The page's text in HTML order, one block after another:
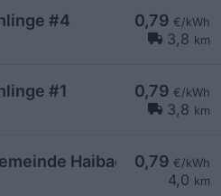
0,79 €/kWh
3,8 km
#4
0,79 €/kWh
3,8 km
#1
0,79 €/kWh
4,0 km
Haibach o. d.